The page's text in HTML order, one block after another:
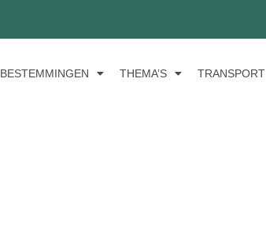
BESTEMMINGEN THEMA’S TRANSPORT